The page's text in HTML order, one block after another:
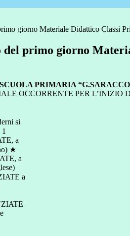
giorno Materiale Didattico Classi
del primo giorno
SCUOLA PRIMARIA
OCCORRENTE PER L’INIZIO
si
a
★
a
a